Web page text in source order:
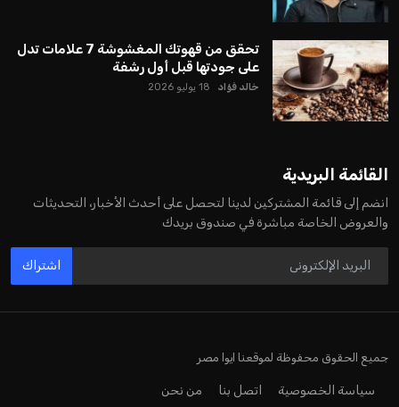
يبدو أن السويسري جياني إنفانتينو في طريقه للاحتفاظ بمنصبه
كرئيس للاتحاد الدولي لكرة القدم “فيفا” لفترة رابعة، بعد أن حصل
على تأييد واسع من أكثر من 200 اتحاد وطني من أصل 211 في
الجمعية العمومية. مما يعزز فرصته للفوز في الانتخابات المقررة عام
2027، ويجعله المرشح الأكثر حظًا حتى الآن.
لإنفانتينو في الآونة الأخيرة. حتى الآن، لم يتقدم أي مرشح منافس
في السباق الانتخابي، ولم تتمكن الأصوات المعارضة من التوصل إلى
اسم يوازن موقف إنفانتينو، قبل انتهاء فترة الترشح في نوفمبر
المقبل.
يعتمد إنفانتينو على قاعدة دعم قوية من الاتحادات القارية المختلفة،
اتحادات أمريكا الجنوبية والكونكاكاف. وقد ساهمت مجموعة من
عن رفع عدد الفرق المشاركة في كأس العالم، وإطلاق بطولات دولية
جديدة تحت مظلة “فيفا”.